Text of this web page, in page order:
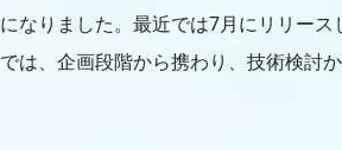
なりました。最近では7月にリリー
は、企画段階から携わり、技術検討